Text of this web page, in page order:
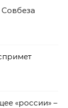
«россии» –